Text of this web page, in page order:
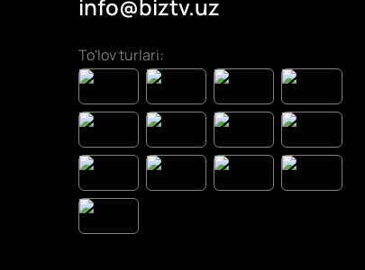
info@biztv.uz
To'lov turlari: